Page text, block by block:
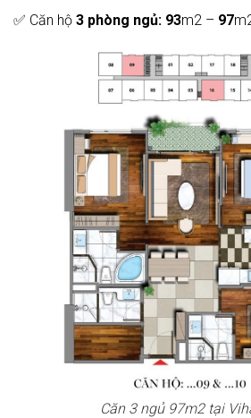
✅ Căn hộ 3 phòng ngủ: 93m2 – 97
Căn 3 ngủ 97m2 tại